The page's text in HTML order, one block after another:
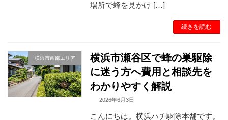
場所で蜂を見かけ […]
続きを読む
横浜市西部エリア
横浜市瀬谷区で蜂の巣駆除
に迷う方へ費用と相談先を
わかりやすく解説
2026年6月3日
こんにちは。横浜ハチ駆除本舗です。